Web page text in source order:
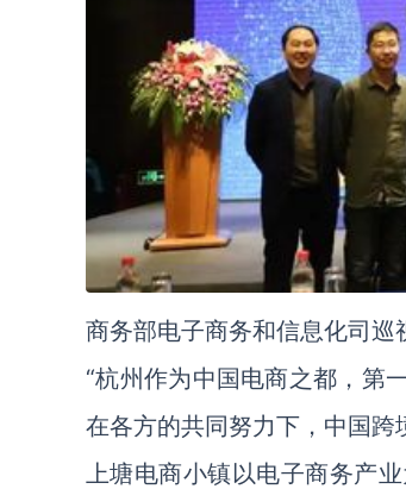
商务部电子商务和信息化司巡
“杭州作为中国电商之都，第
在各方的共同努力下，中国跨
上塘电商小镇以电子商务产